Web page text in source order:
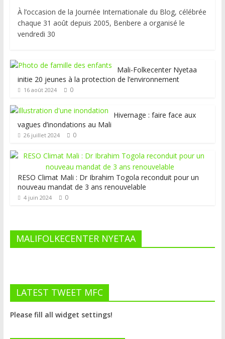
À l’occasion de la Journée Internationale du Blog, célébrée
chaque 31 août depuis 2005, Benbere a organisé le
vendredi 30
Mali-Folkecenter Nyetaa
initie 20 jeunes à la protection de l’environnement
16 août 2024 0
Hivernage : faire face aux
vagues d’inondations au Mali
26 juillet 2024 0
RESO Climat Mali : Dr Ibrahim Togola reconduit pour un
nouveau mandat de 3 ans renouvelable
4 juin 2024 0
MALIFOLKECENTER NYETAA
LATEST TWEET MFC
Please fill all widget settings!